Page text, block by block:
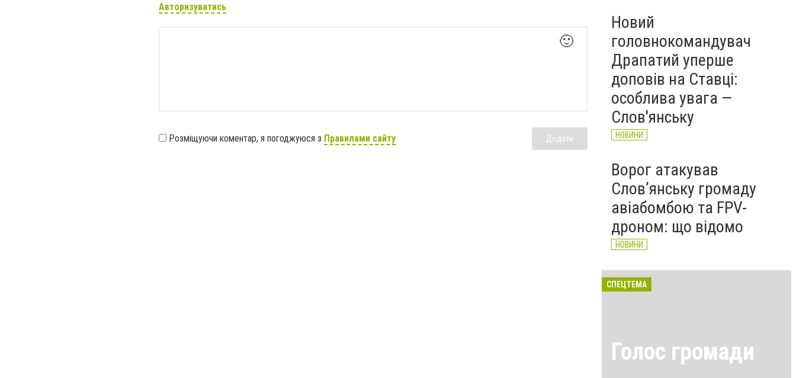
Авторизуватись
🙂
Розміщуючи коментар, я погоджуюся з Правилами сайту Додати
Новий
головнокомандувач
Драпатий уперше
доповів на Ставці:
особлива увага —
Слов'янську
НОВИНИ
Ворог атакував
Слов’янську громаду
авіабомбою та FPV-
дроном: що відомо
НОВИНИ
СПЕЦТЕМА
Голос громади